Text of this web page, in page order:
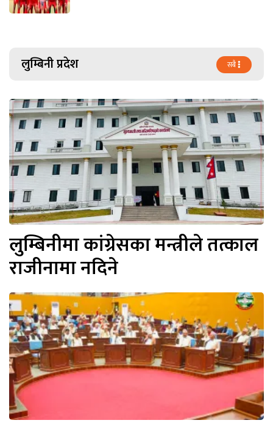
लुम्बिनी प्रदेश सबै
लुम्बिनीमा कांग्रेसका मन्त्रीले तत्काल
राजीनामा नदिने